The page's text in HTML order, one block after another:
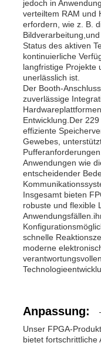
jedoch in
verteiltem RAM und
erfordern, wie z. B.
Status des aktiven
kontinuierliche
langfristige Projekte
unerlässlich ist.
Der Booth-
zuverlässige
Entwicklung.Der
effiziente
Gewebes,
Anwendungen wie
entscheidender
Insgesamt bieten
robuste und flexible
schnelle
moderne
Anpassung:
Unser FPGA-
bietet fortschrittliche